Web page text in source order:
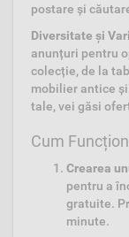
postare și
Diversitate și
anunțuri pentru
colecție, de la
mobilier antice
tale, vei găsi
Cum
Crearea
pentru a
gratuite.
minute.